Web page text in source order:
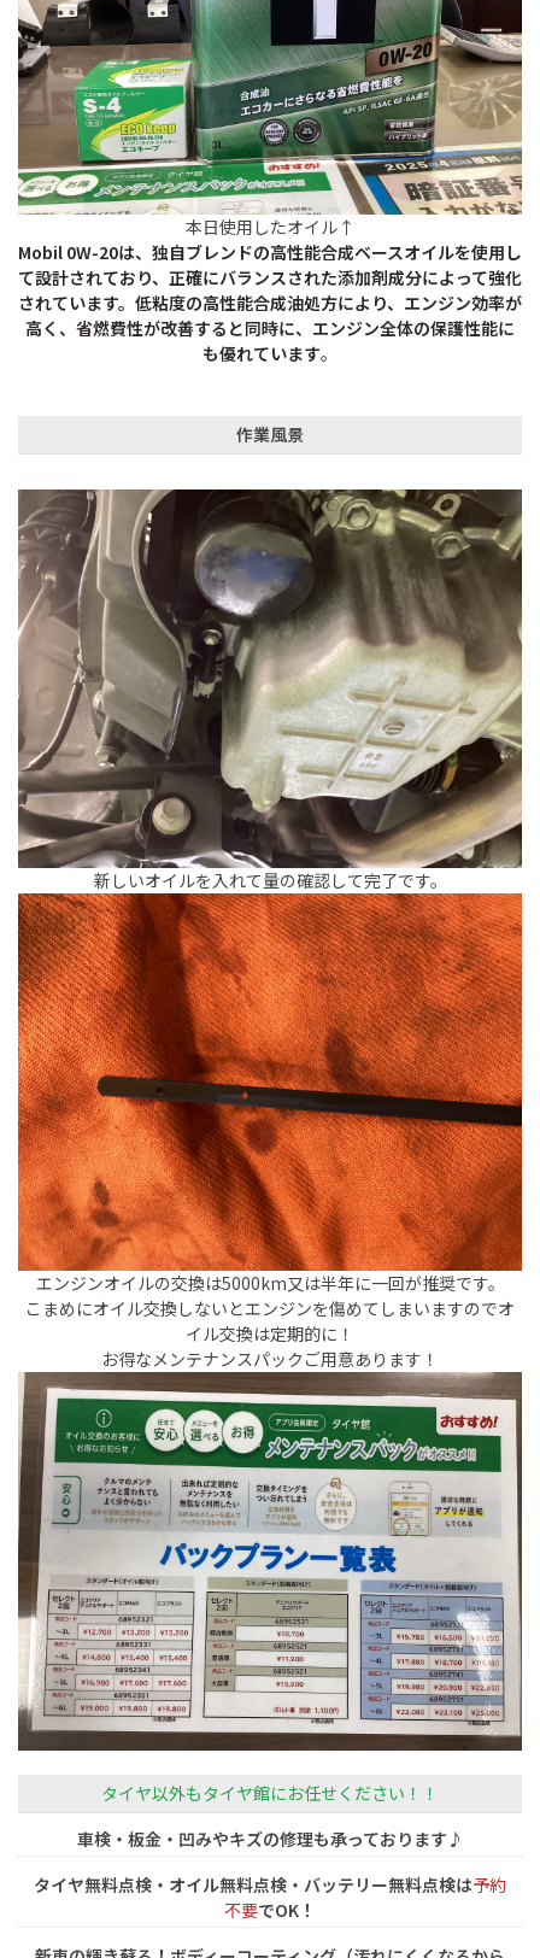
本日使用したオイル↑
Mobil 0W-20は、独自ブレンドの高性能合成ベースオイルを使用し
て設計されており、正確にバランスされた添加剤成分によって強化
されています。低粘度の高性能合成油処方により、エンジン効率が
高く、省燃費性が改善すると同時に、エンジン全体の保護性能に
も優れています。
作業風景
新しいオイルを入れて量の確認して完了です。
エンジンオイルの交換は5000km又は半年に一回が推奨です。
こまめにオイル交換しないとエンジンを傷めてしまいますのでオ
イル交換は定期的に！
お得なメンテナンスパックご用意あります！
タイヤ以外もタイヤ館にお任せください！！
車検・板金・凹みやキズの修理も承っております♪
タイヤ無料点検・オイル無料点検・バッテリー無料点検は予約
不要でOK！